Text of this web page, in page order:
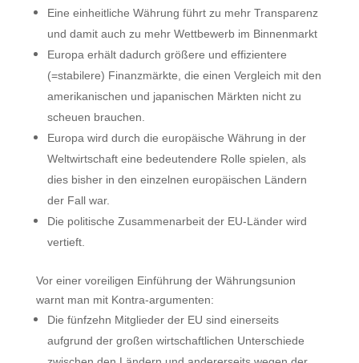
Eine einheitliche Währung führt zu mehr Transparenz
und damit auch zu mehr Wettbewerb im Binnenmarkt
Europa erhält dadurch größere und effizientere
(=stabilere) Finanzmärkte, die einen Vergleich mit den
amerikanischen und japanischen Märkten nicht zu
scheuen brauchen.
Europa wird durch die europäische Währung in der
Weltwirtschaft eine bedeutendere Rolle spielen, als
dies bisher in den einzelnen europäischen Ländern
der Fall war.
Die politische Zusammenarbeit der EU-Länder wird
vertieft.
Vor einer voreiligen Einführung der Währungsunion
warnt man mit Kontra-argumenten:
Die fünfzehn Mitglieder der EU sind einerseits
aufgrund der großen wirtschaftlichen Unterschiede